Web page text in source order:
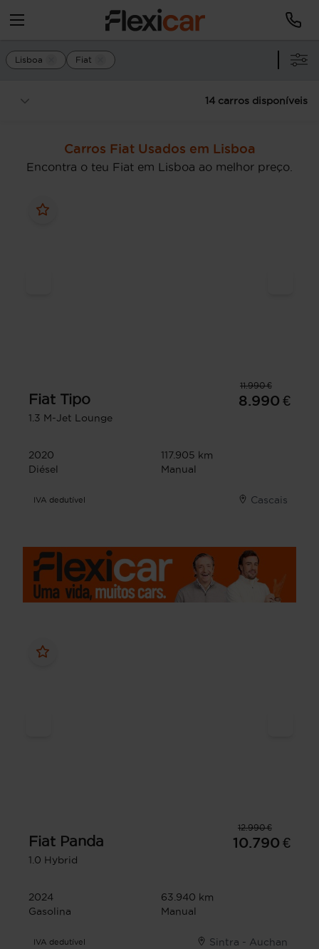
Lisboa Fiat
14 carros disponíveis
Carros Fiat Usados em Lisboa
Encontra o teu Fiat em Lisboa ao melhor preço.
11.990 €
Fiat Tipo
1.3 M-Jet Lounge
8.990 €
2020
117.905 km
Diésel
Manual
IVA dedutível Cascais
12.990 €
Fiat Panda
1.0 Hybrid
10.790 €
2024
63.940 km
Gasolina
Manual
IVA dedutível Sintra - Auchan